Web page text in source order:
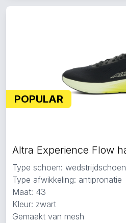
POPULAR
Type schoen: wedstrijdschoen
Type afwikkeling: antipronatie
Maat: 43
Kleur: zwart
Gemaakt van mesh